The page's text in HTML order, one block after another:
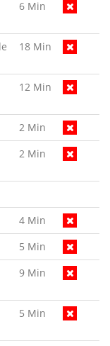
6 Min
18 Min
12 Min
2 Min
2 Min
4 Min
5 Min
9 Min
5 Min